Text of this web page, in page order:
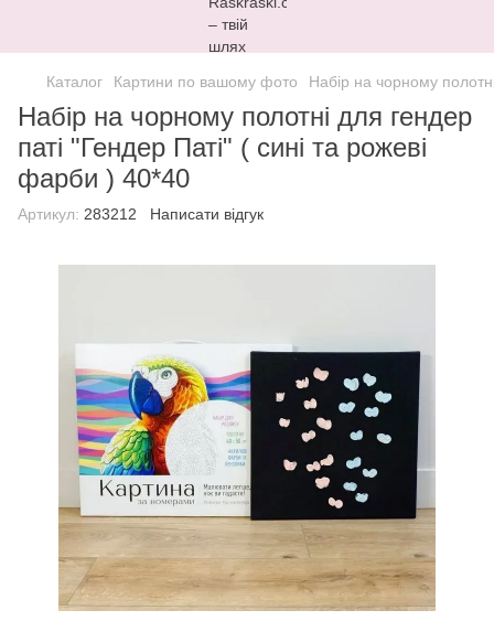
Каталог Картини по вашому фото Набір на чорному
Набір на чорному полотні для гендер
паті "Гендер Паті" ( сині та рожеві
фарби ) 40*40
Артикул: 283212 Написати відгук